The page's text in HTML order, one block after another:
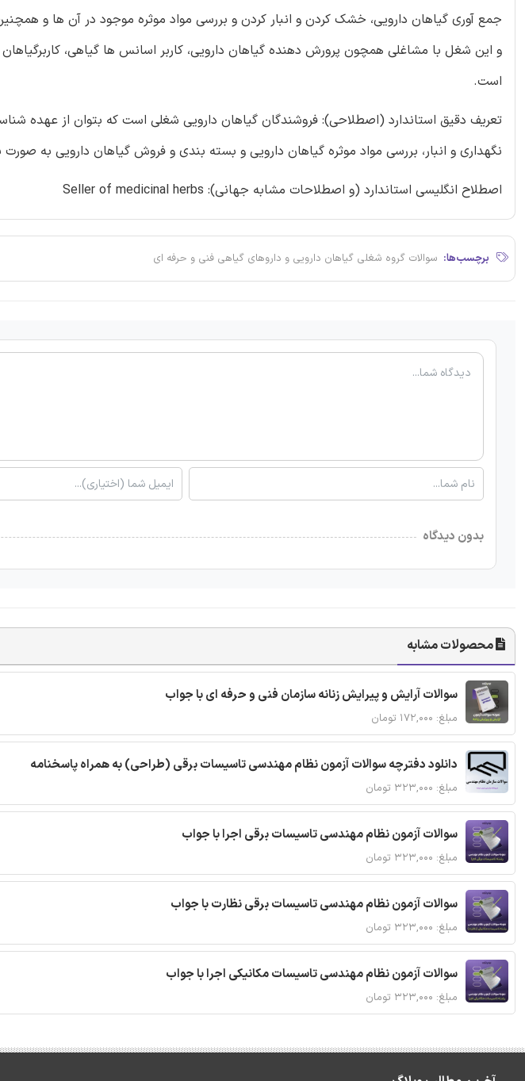
جمع آوری گیاهان دارویی، خشک کردن و انبار کردن و بررسی مواد موثره موجود در آن ها و
و این شغل با مشاغلی همچون پرورش دهنده گیاهان دارویی، کاربر اسانس ها گیاهی، کاربرگیاهان
است.
تعریف دقیق استاندارد (اصطلاحی): فروشندگان گیاهان دارویی شغلی است که بتوان از عهده
نگهداری و انبار، بررسی مواد موثره گیاهان دارویی و بسته بندی و فروش گیاهان دارویی به صورت
اصطلاح انگلیسی استاندارد (و اصطلاحات مشابه جهانی): Seller of medicinal herbs
برچسب‌ها: سوالات گروه شغلی گیاهان دارویی و داروهای گیاهی فنی و حرفه ای
بدون دیدگاه
محصولات مشابه
سوالات آرایش و پیرایش زنانه سازمان فنی و حرفه ای با جواب
مبلغ: ۱۷۲,۰۰۰ تومان
دانلود دفترچه سوالات آزمون نظام مهندسی تاسیسات برقی (طراحی) به همراه پاسخنامه
مبلغ: ۳۲۳,۰۰۰ تومان
سوالات آزمون نظام مهندسی تاسیسات برقی اجرا با جواب
مبلغ: ۳۲۳,۰۰۰ تومان
سوالات آزمون نظام مهندسی تاسیسات برقی نظارت با جواب
مبلغ: ۳۲۳,۰۰۰ تومان
سوالات آزمون نظام مهندسی تاسیسات مکانیکی اجرا با جواب
مبلغ: ۳۲۳,۰۰۰ تومان